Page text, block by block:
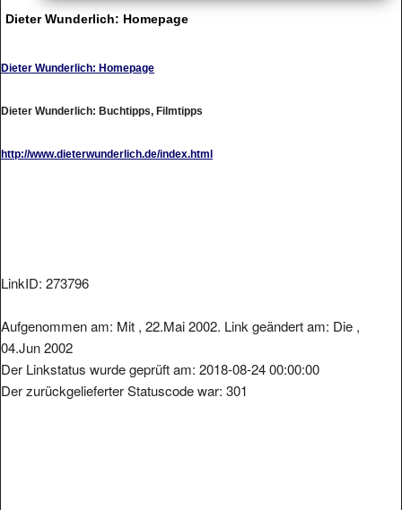
Dieter Wunderlich: Homepage
Dieter Wunderlich: Homepage
Dieter Wunderlich: Buchtipps, Filmtipps
http://www.dieterwunderlich.de/index.html
LinkID: 273796
Aufgenommen am: Mit , 22.Mai 2002. Link geändert am: Die ,
04.Jun 2002
Der Linkstatus wurde geprüft am: 2018-08-24 00:00:00
Der zurückgelieferter Statuscode war: 301